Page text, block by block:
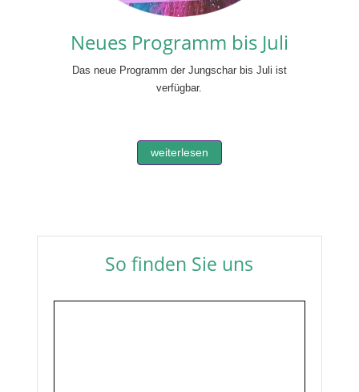
Neues Programm bis Juli
Das neue Programm der Jungschar bis Juli ist
verfügbar.
weiterlesen
So finden Sie uns